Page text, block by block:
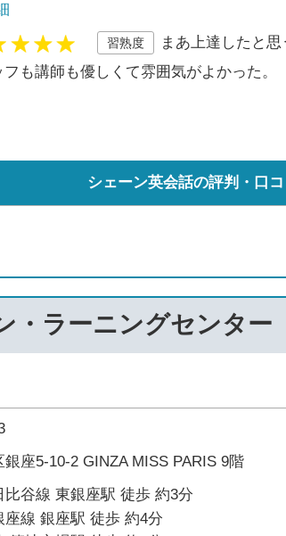
習熟度
まあ上達したと思
フも講師も優しくて雰囲気がよかった。
シェーン英会話の評判・口
・ラーニングセンター
座5-10-2 GINZA MISS PARIS 9階
比谷線 東銀座駅 徒歩 約3分
座線 銀座駅 徒歩 約4分